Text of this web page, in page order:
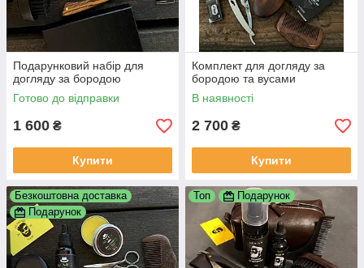
Подарунковий набір для
догляду за бородою
Готово до відправки
1 600 ₴
Купити
Комплект для догляду за
бородою та вусами
В наявності
2 700 ₴
Купити
Безкоштовна доставка
Подарунок
Топ Подарунок